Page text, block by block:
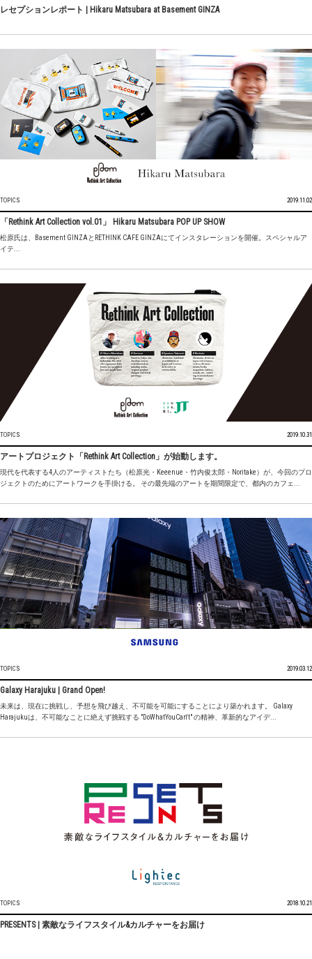
レセプションレポート | Hikaru Matsubara at Basement GINZA
TOPICS 2019.11.02
「Rethink Art Collection vol.01」 Hikaru Matsubara POP UP SHOW
松原氏は、Basement GINZAとRETHINK CAFE GINZAにてインスタレーションを開催。スペシャルア
イテ...
TOPICS 2019.10.31
アートプロジェクト「Rethink Art Collection」が始動します。
現代を代表する4人のアーティストたち（松原光・Keeenue・竹内俊太郎・Noritake）が、今回のプロ
ジェクトのためにアートワークを手掛ける。 その最先端のアートを期間限定で、都内のカフェ...
TOPICS 2019.03.12
Galaxy Harajuku | Grand Open!
未来は、現在に挑戦し、予想を飛び越え、不可能を可能にすることにより築かれます。 Galaxy
Harajukuは、不可能なことに絶えず挑戦する "DoWhatYouCan't" の精神、革新的なアイデ...
TOPICS 2018.10.21
PRESENTS | 素敵なライフスタイル&カルチャーをお届け